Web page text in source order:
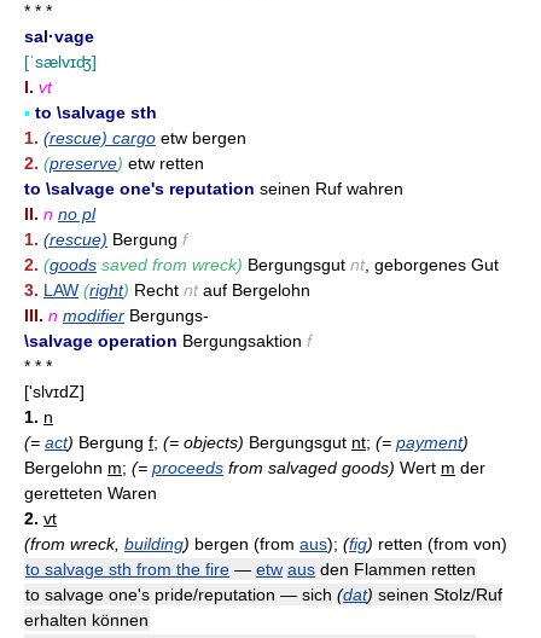
* * *
sal·vage
[ˈsælvɪʤ]
I. vt
▪ to \salvage sth
1. (rescue) cargo etw bergen
2. (preserve) etw retten
to \salvage one's reputation seinen Ruf wahren
II. n no pl
1. (rescue) Bergung f
2. (goods saved from wreck) Bergungsgut nt , geborgenes Gut
3. LAW (right) Recht nt auf Bergelohn
III. n modifier Bergungs-
\salvage operation Bergungsaktion f
* * *
['slvɪdZ]
1. n
(= act) Bergung f; (= objects) Bergungsgut nt; (= payment)
Bergelohn m; (= proceeds from salvaged goods) Wert m der
geretteten Waren
2. vt
(from wreck, building) bergen (from aus); (fig) retten (from von)
to salvage sth from the fire — etw aus den Flammen retten
to salvage one's pride/reputation — sich (dat) seinen Stolz/Ruf
erhalten können